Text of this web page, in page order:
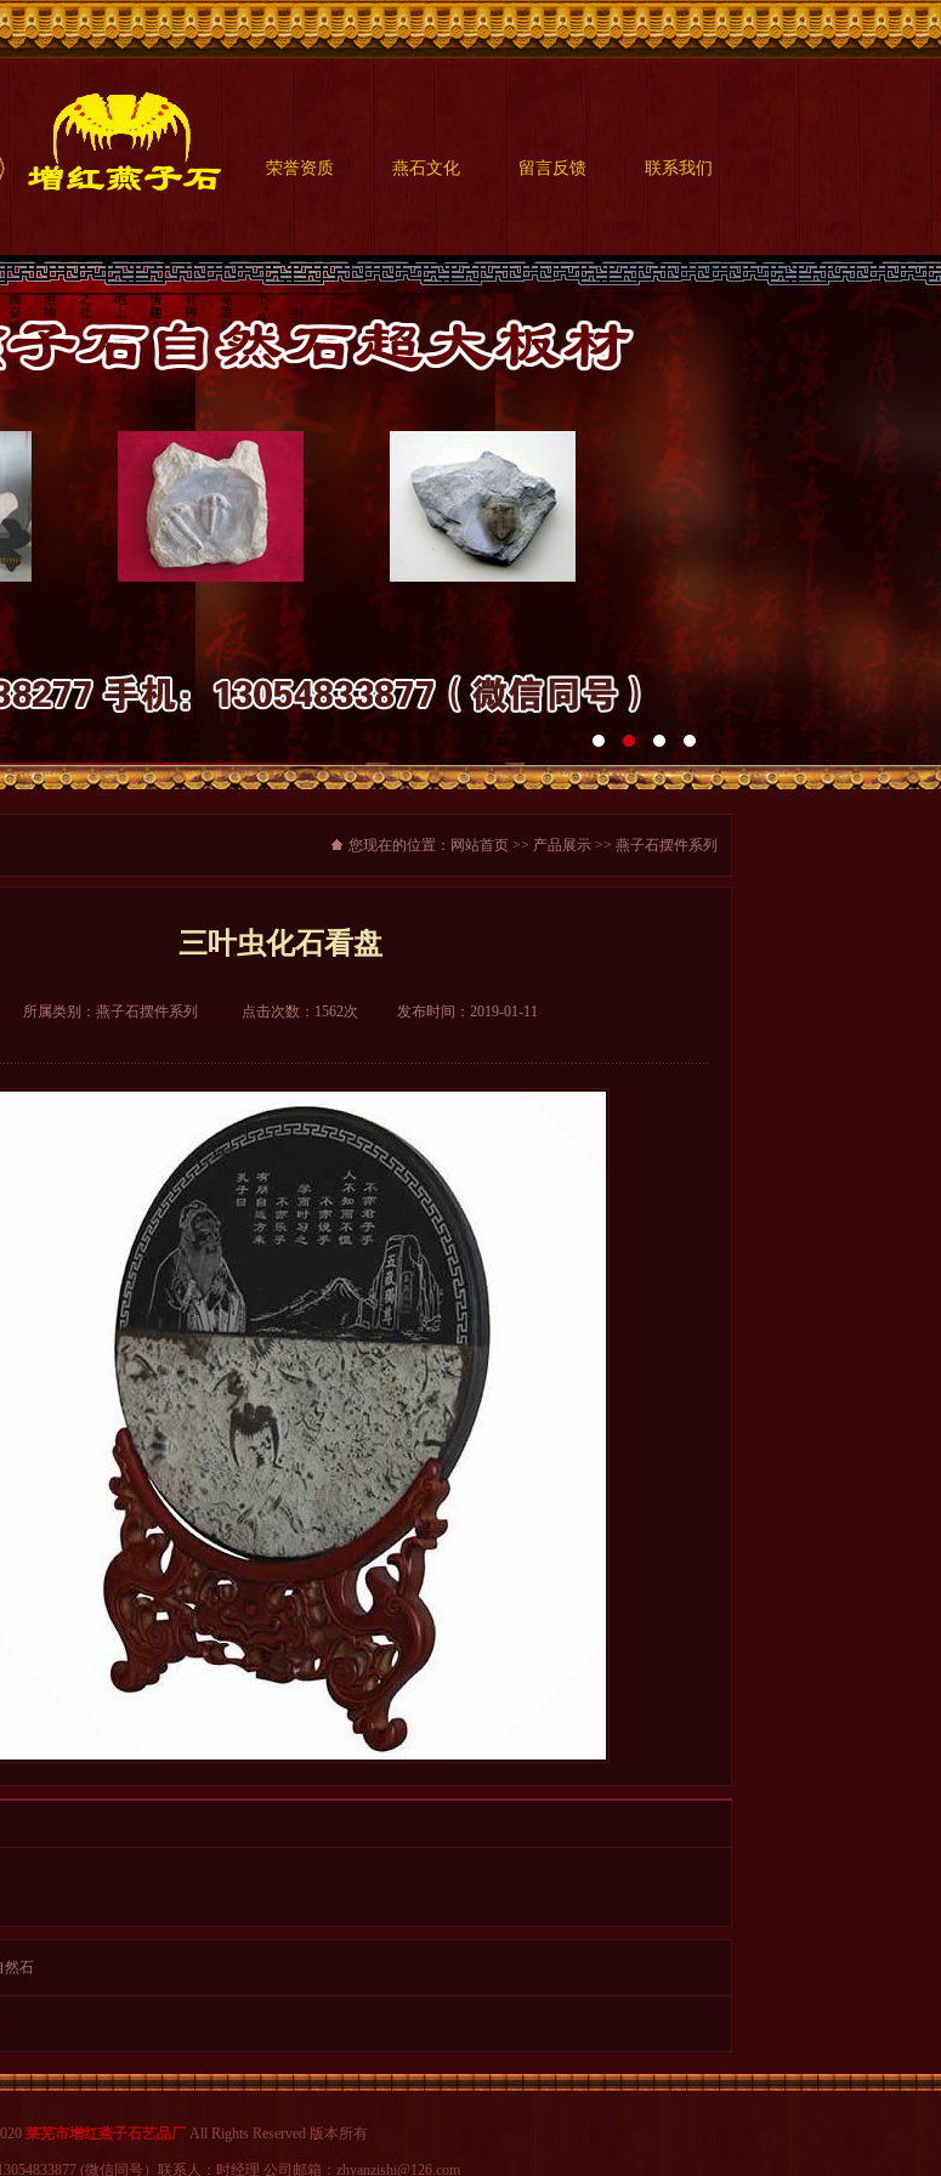
荣誉资质 燕石文化 留言反馈 联系我们
您现在的位置： 网站首页 >> 产品展示 >> 燕子石摆件系列
三叶虫化石看盘
所属类别： 燕子石摆件系列 点击次数：1562次 发布时间：2019-01-11
然石
莱芜市增红燕子石艺品厂 All Rights Reserved 版本所有
(微信同号）联系人：时经理 公司邮箱：zhyanzishi@126.com